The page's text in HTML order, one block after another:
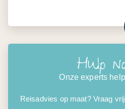
Hulp
Onze experts
Reisadvies op maat? Vraag